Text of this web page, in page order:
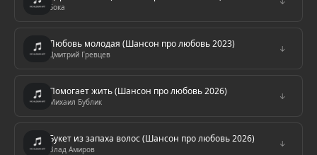
Бока
Любовь молодая (Шансон про любовь 2023)
Дмитрий Гревцев
↓
Помогает жить (Шансон про любовь 2026)
Михаил Бублик
↓
Букет из запаха волос (Шансон про любовь 2026)
Влад Амиров
↓